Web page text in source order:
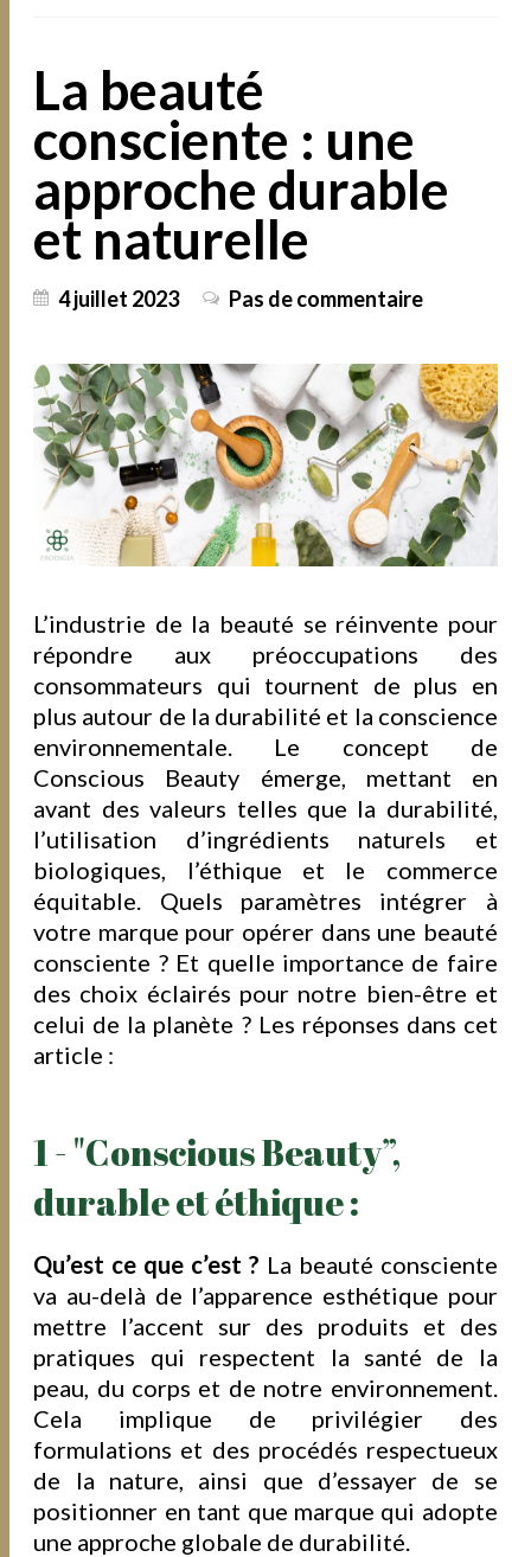
La beauté
consciente : une
approche durable
et naturelle
4 juillet 2023 Pas de commentaire
L’industrie de la beauté se réinvente pour
répondre aux préoccupations des
consommateurs qui tournent de plus en
plus autour de la durabilité et la conscience
environnementale. Le concept de
Conscious Beauty émerge, mettant en
avant des valeurs telles que la durabilité,
l’utilisation d’ingrédients naturels et
biologiques, l’éthique et le commerce
équitable. Quels paramètres intégrer à
votre marque pour opérer dans une beauté
consciente ? Et quelle importance de faire
des choix éclairés pour notre bien-être et
celui de la planète ? Les réponses dans cet
article :
1 - "Conscious Beauty”,
durable et éthique :
Qu’est ce que c’est ? La beauté consciente
va au-delà de l’apparence esthétique pour
mettre l’accent sur des produits et des
pratiques qui respectent la santé de la
peau, du corps et de notre environnement.
Cela implique de privilégier des
formulations et des procédés respectueux
de la nature, ainsi que d’essayer de se
positionner en tant que marque qui adopte
une approche globale de durabilité.